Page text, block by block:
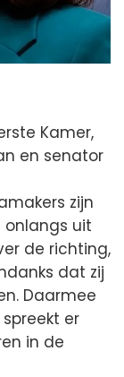
Kamer,
en senator
zijn
uit
de richting,
dat zij
Daarmee
er
in de